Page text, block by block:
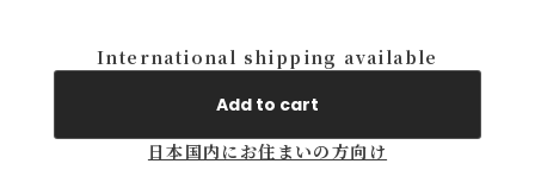
International shipping available
Add to cart
日本国内にお住まいの方向け